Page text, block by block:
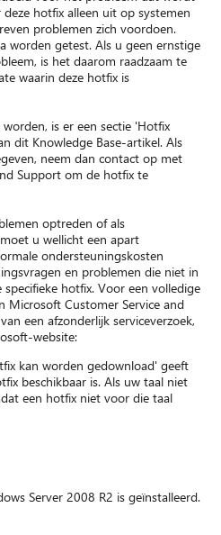
hotfix alleen uit op systemen
problemen zich voordoen.
worden getest. Als u geen ernstige
is het daarom raadzaam te
waarin deze hotfix is
is er een sectie 'Hotfix
dit Knowledge Base-artikel. Als
neem dan contact op met
Support om de hotfix te
optreden of als
u wellicht een apart
ondersteuningskosten
en problemen die niet in
hotfix. Voor een volledige
Microsoft Customer Service and
een afzonderlijk serviceverzoek,
website:
kan worden gedownload' geeft
beschikbaar is. Als uw taal niet
een hotfix niet voor die taal
Server 2008 R2 is geïnstalleerd.